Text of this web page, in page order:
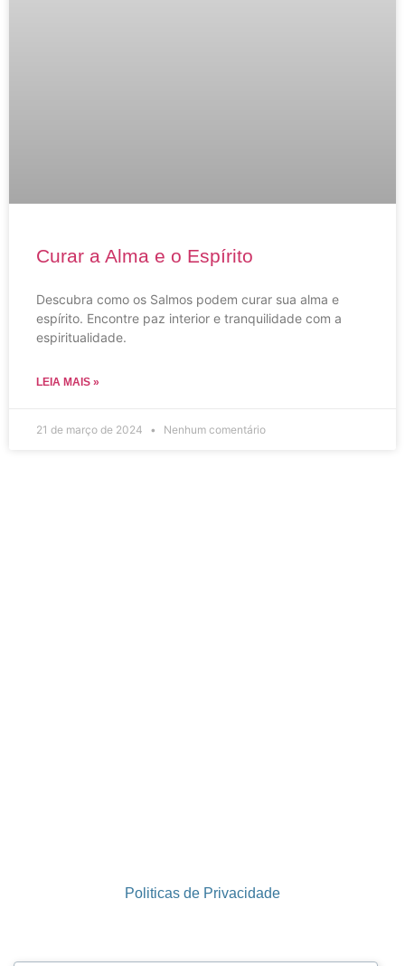
Curar a Alma e o Espírito
Descubra como os Salmos podem curar sua alma e
espírito. Encontre paz interior e tranquilidade com a
espiritualidade.
LEIA MAIS »
21 de março de 2024 Nenhum comentário
Politicas de Privacidade